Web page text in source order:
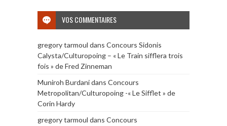
VOS COMMENTAIRES
gregory tarmoul dans Concours Sidonis
Calysta/Culturopoing – « Le Train sifflera trois
fois » de Fred Zinneman
Muniroh Burdanidans Concours
Metropolitan/Culturopoing -« Le Sifflet » de
Corin Hardy
gregory tarmoul dans Concours